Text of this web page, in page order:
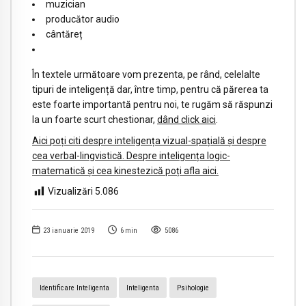
23 ianuarie 2019 6 min 5086
Identificare Inteligenta Inteligenta Psihologie
muzician
producător audio
cântăreț
În textele următoare vom prezenta, pe rând, celelalte
tipuri de inteligență dar, între timp, pentru că părerea ta
este foarte importantă pentru noi, te rugăm să răspunzi
la un foarte scurt chestionar, dând click aici
Aici poți citi despre inteligența vizual-spațială și despre
cea verbal-lingvistică. Despre inteligența logic-
matematică și cea kinestezică poți afla aici.
Vizualizări 5.086